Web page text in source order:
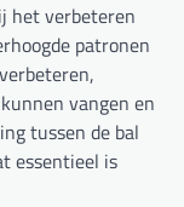
het verbeteren
patronen
vangen en
tussen de bal
essentieel is